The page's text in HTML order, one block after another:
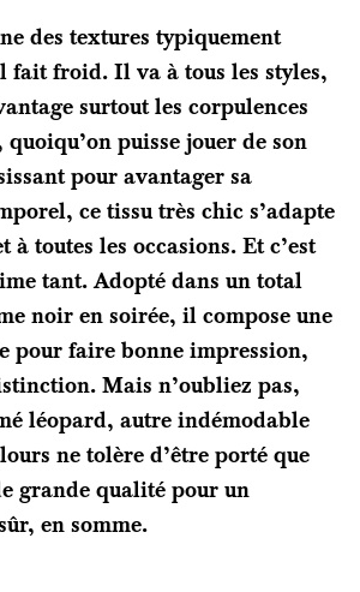
des textures typiquement
fait froid. Il va à tous les styles,
surtout les corpulences
puisse jouer de son
pour avantager sa
ce tissu très chic s’adapte
à toutes les occasions. Et c’est
tant. Adopté dans un total
noir en soirée, il compose une
pour faire bonne impression,
Mais n’oubliez pas,
léopard, autre indémodable
ne tolère d’être porté que
grande qualité pour un
en somme.